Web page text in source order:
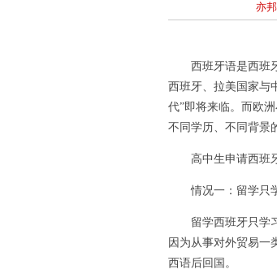
亦
西班牙语是西班牙
西班牙、拉美国家与
代”即将来临。而欧
不同学历、不同背景
高中生申请西班牙
情况一：留学只
留学西班牙只学习
因为从事对外贸易一
西语后回国。